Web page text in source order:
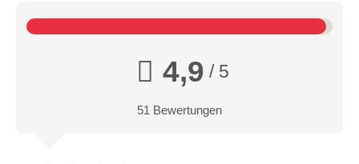
4,9 / 5
51 Bewertungen